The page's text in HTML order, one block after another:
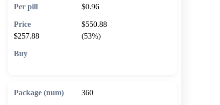
$0.96
$550.88
$257.88
(53%)
360